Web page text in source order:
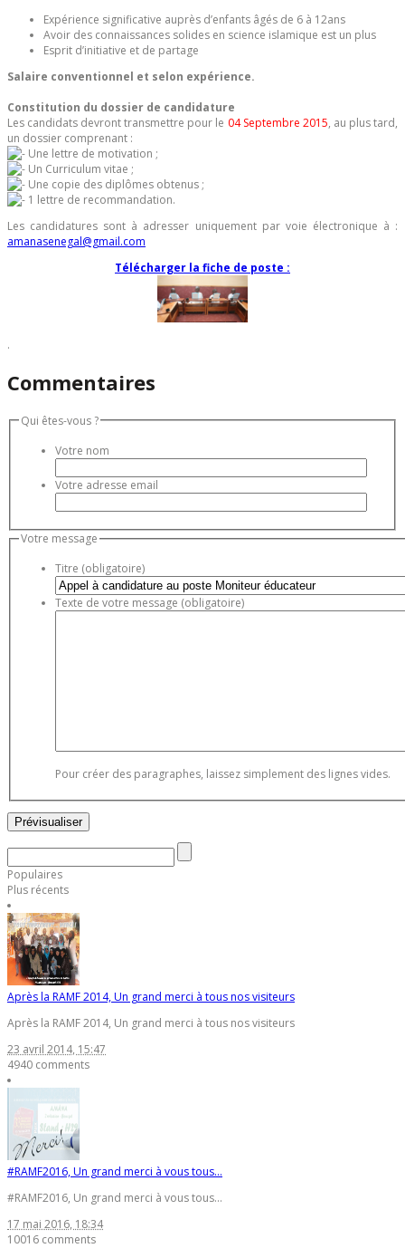
Expérience significative auprès d’enfants âgés de 6 à 12ans
Avoir des connaissances solides en science islamique est un plus
Esprit d’initiative et de partage
Salaire conventionnel et selon expérience.
Constitution du dossier de candidature
Les candidats devront transmettre pour le 04 Septembre 2015, au plus tard,
un dossier comprenant :
Une lettre de motivation ;
Un Curriculum vitae ;
Une copie des diplômes obtenus ;
1 lettre de recommandation.
Les candidatures sont à adresser uniquement par voie électronique à :
amanasenegal@gmail.com
Télécharger la fiche de poste :
.
Commentaires
Qui êtes-vous ?
Votre nom
Votre adresse email
Votre message
Titre (obligatoire)
Texte de votre message (obligatoire)
Pour créer des paragraphes, laissez simplement des lignes vides.
Populaires
Plus récents
Après la RAMF 2014, Un grand merci à tous nos visiteurs
Après la RAMF 2014, Un grand merci à tous nos visiteurs
23 avril 2014, 15:47
4940 comments
#RAMF2016, Un grand merci à vous tous...
#RAMF2016, Un grand merci à vous tous...
17 mai 2016, 18:34
10016 comments